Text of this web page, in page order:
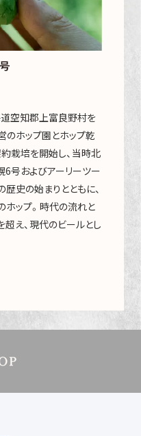
空知郡上富良野村を
のホップ園とホップ乾
栽培を開始し、当時北
6号およびアーリーツー
史の始まりとともに、
ホップ。時代の流れと
超え、現代のビールとし